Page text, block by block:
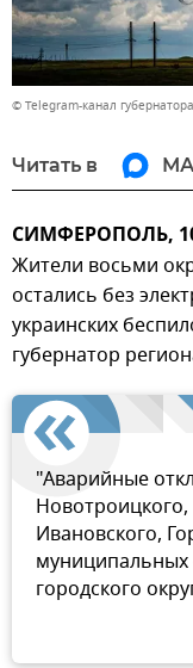
© Telegram-канал
Читать в
СИМФЕРОПОЛЬ,
Жители восьми
остались без
украинских
губернатор
"Аварийные
Новотроицкого,
Ивановского,
муниципальных
городского